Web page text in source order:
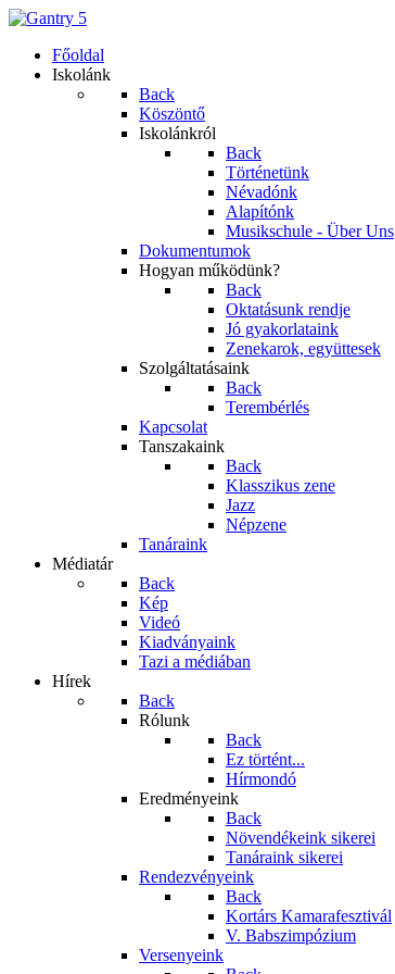
Főoldal
Iskolánk
Back
Köszöntő
Iskolánkról
Back
Történetünk
Névadónk
Alapítónk
Musikschule - Über Uns
Dokumentumok
Hogyan működünk?
Back
Oktatásunk rendje
Jó gyakorlataink
Zenekarok, együttesek
Szolgáltatásaink
Back
Terembérlés
Kapcsolat
Tanszakaink
Back
Klasszikus zene
Jazz
Népzene
Tanáraink
Médiatár
Back
Kép
Videó
Kiadványaink
Tazi a médiában
Hírek
Back
Rólunk
Back
Ez történt...
Hírmondó
Eredményeink
Back
Növendékeink sikerei
Tanáraink sikerei
Rendezvényeink
Back
Kortárs Kamarafesztivál
V. Babszimpózium
Versenyeink